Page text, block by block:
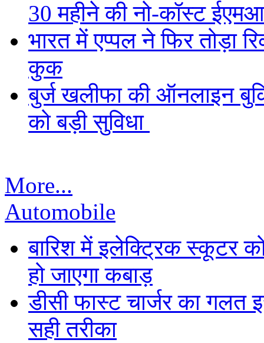
30 महीने की नो-कॉस्ट
भारत में एप्पल ने फिर तोड़ा
कुक
बुर्ज खलीफा की ऑनलाइन
को बड़ी सुविधा
More...
Automobile
बारिश में इलेक्ट्रिक स्कूटर को
हो जाएगा कबाड़
डीसी फास्ट चार्जर का गलत
सही तरीका